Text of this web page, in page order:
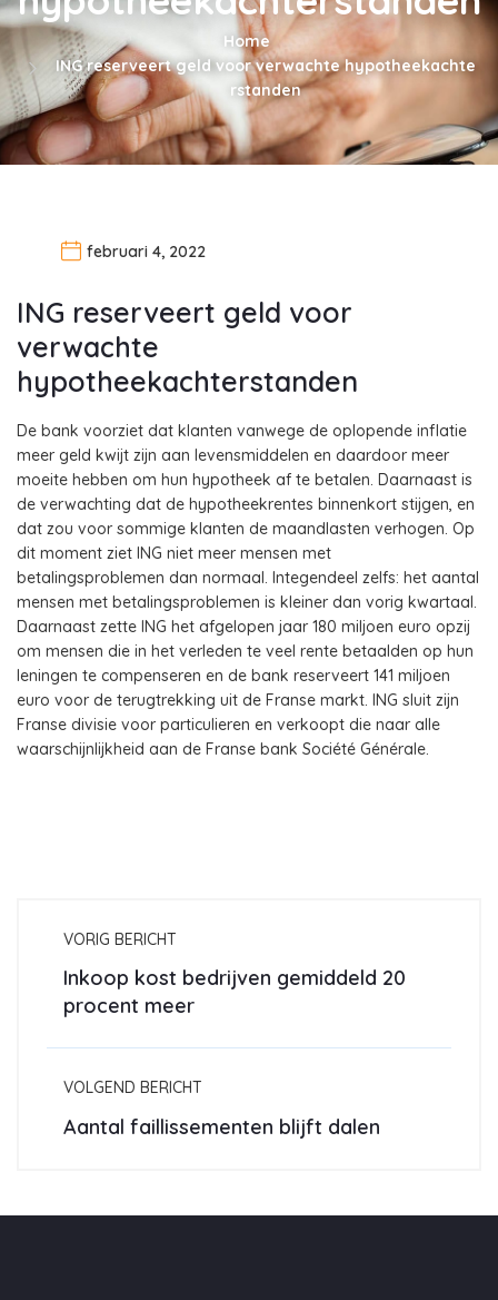
Home
ING reserveert geld voor verwachte hypotheekachte
rstanden
februari 4, 2022
ING reserveert geld voor
verwachte
hypotheekachterstanden
De bank voorziet dat klanten vanwege de oplopende inflatie
meer geld kwijt zijn aan levensmiddelen en daardoor meer
moeite hebben om hun hypotheek af te betalen. Daarnaast is
de verwachting dat de hypotheekrentes binnenkort stijgen, en
dat zou voor sommige klanten de maandlasten verhogen. Op
dit moment ziet ING niet meer mensen met
betalingsproblemen dan normaal. Integendeel zelfs: het aantal
mensen met betalingsproblemen is kleiner dan vorig kwartaal.
Daarnaast zette ING het afgelopen jaar 180 miljoen euro opzij
om mensen die in het verleden te veel rente betaalden op hun
leningen te compenseren en de bank reserveert 141 miljoen
euro voor de terugtrekking uit de Franse markt. ING sluit zijn
Franse divisie voor particulieren en verkoopt die naar alle
waarschijnlijkheid aan de Franse bank Société Générale.
VORIG BERICHT
Inkoop kost bedrijven gemiddeld 20
procent meer
VOLGEND BERICHT
Aantal faillissementen blijft dalen